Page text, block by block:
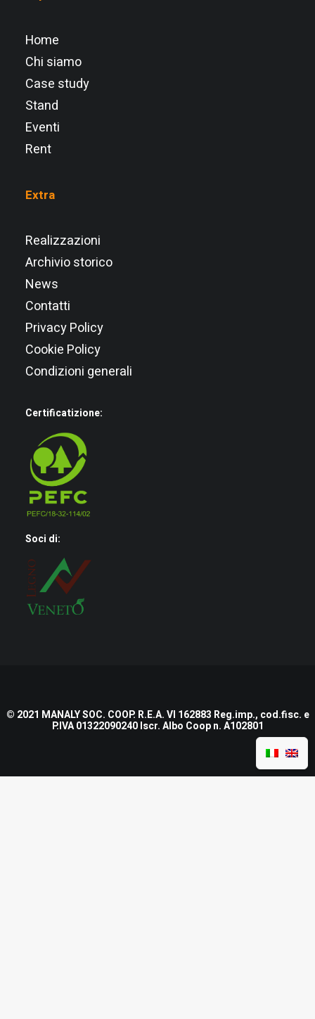
Home
Chi siamo
Case study
Stand
Eventi
Rent
Extra
Realizzazioni
Archivio storico
News
Contatti
Privacy Policy
Cookie Policy
Condizioni generali
Certificatizione:
Soci di:
© 2021 MANALY SOC. COOP. R.E.A. VI 162883 Reg.imp., cod.fisc. e
P.IVA 01322090240 Iscr. Albo Coop n. A102801